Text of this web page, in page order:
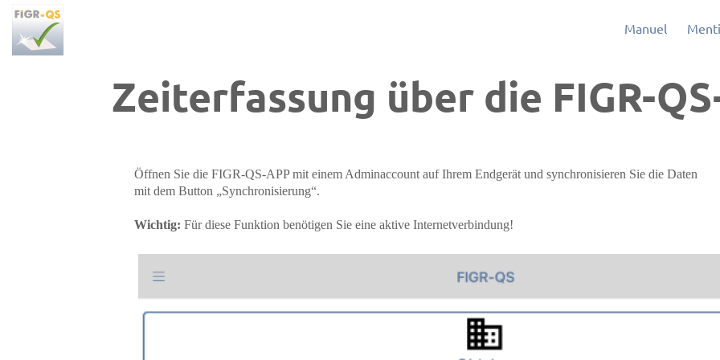
Passer au contenu principal
Manuel
Zeiterfassung über die FIGR-
Öffnen Sie die FIGR-QS-APP mit einem Adminaccount auf Ihrem Endgerät und synchronisieren Sie die Daten
mit dem Button „Synchronisierung“.
Wichtig: Für diese Funktion benötigen Sie eine aktive Internetverbindung!